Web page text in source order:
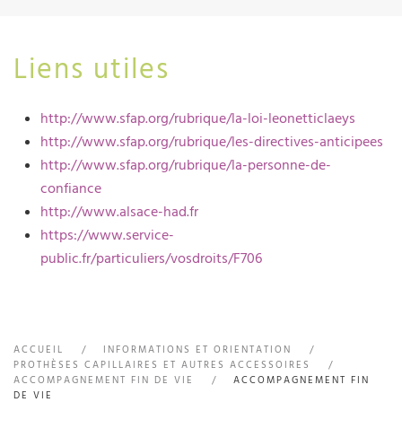
Liens utiles
http://www.sfap.org/rubrique/la-loi-leonetticlaeys
http://www.sfap.org/rubrique/les-directives-anticipees
http://www.sfap.org/rubrique/la-personne-de-
confiance
http://www.alsace-had.fr
https://www.service-
public.fr/particuliers/vosdroits/F706
ACCUEIL
INFORMATIONS ET ORIENTATION
PROTHÈSES CAPILLAIRES ET AUTRES ACCESSOIRES
ACCOMPAGNEMENT FIN DE VIE
ACCOMPAGNEMENT FIN
DE VIE